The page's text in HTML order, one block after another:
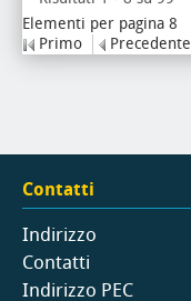
Elementi per pagina 8
Primo
Precedente
Contatti
Indirizzo
Contatti
Indirizzo PEC